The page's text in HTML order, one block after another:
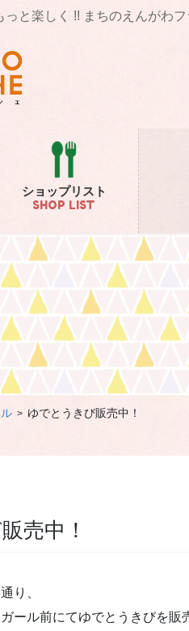
っと楽しく !! まちのえんがわ
ショップリスト
SHOP LIST
ゆでとうきび販売中！
売中！
り、
ール前にてゆでとうきびを販